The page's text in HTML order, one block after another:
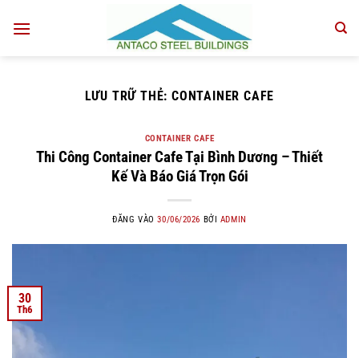
qua
LƯU TRỮ THẺ:CONTAINER CAFE
CONTAINER CAFE
Thi Công Container Cafe Tại Bình Dương – Thiết
Kế Và Báo Giá Trọn Gói
ĐĂNG VÀO30/06/2026 BỞI ADMIN
30
Th6